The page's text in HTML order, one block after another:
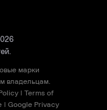
марки
владельцам.
Terms of
Google Privacy